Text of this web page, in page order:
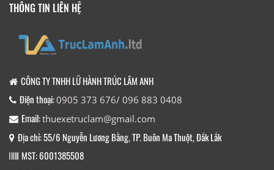
THÔNG TIN LIÊN HỆ
CÔNG TY TNHH LỮ HÀNH TRÚC LÂM ANH
Điện thoại:0905 373 676/ 096 883 0408
Email:thuexetruclam@gmail.com
Địa chỉ: 55/6 Nguyễn Lương Bằng, TP. Buôn Ma Thuột, Đắk Lắk
MST: 6001385508